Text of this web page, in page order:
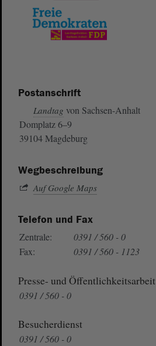
Postanschrift
Landtag von Sachsen-Anhalt
Domplatz 6–9
39104 Magdeburg
Wegbeschreibung
Auf Google Maps
Telefon und Fax
Zentrale:
0391 / 560 - 0
Fax:
0391 / 560 - 1123
Presse- und Öffentlichkeitsarbeit
0391 / 560 - 0
Besucherdienst
0391 / 560 - 0